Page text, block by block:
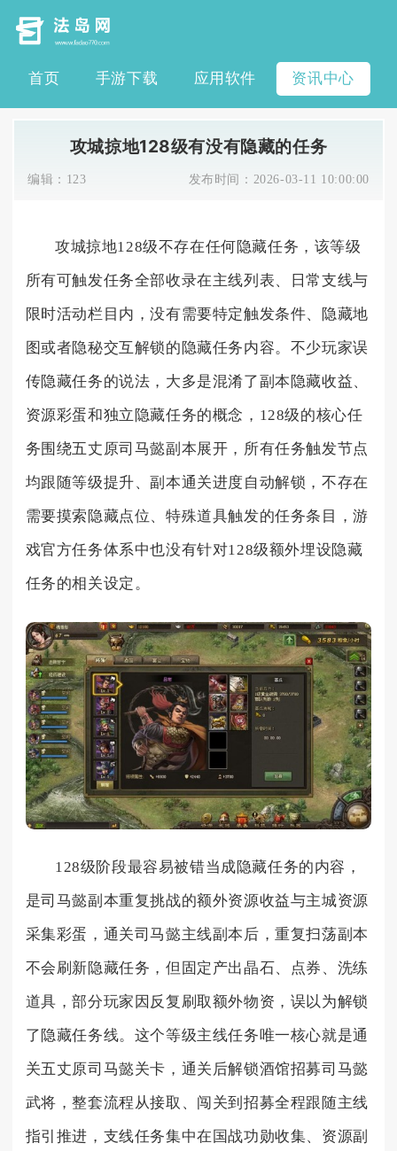
首页 手游下载 应用软件 资讯中心
攻城掠地128级有没有隐藏的任务
编辑： 123 发布时间： 2026-03-11 10:00:00
攻城掠地128级不存在任何隐藏任务，该等级
所有可触发任务全部收录在主线列表、日常支线与
限时活动栏目内，没有需要特定触发条件、隐藏地
图或者隐秘交互解锁的隐藏任务内容。不少玩家误
传隐藏任务的说法，大多是混淆了副本隐藏收益、
资源彩蛋和独立隐藏任务的概念，128级的核心任
务围绕五丈原司马懿副本展开，所有任务触发节点
均跟随等级提升、副本通关进度自动解锁，不存在
需要摸索隐藏点位、特殊道具触发的任务条目，游
戏官方任务体系中也没有针对128级额外埋设隐藏
任务的相关设定。
128级阶段最容易被错当成隐藏任务的内容，
是司马懿副本重复挑战的额外资源收益与主城资源
采集彩蛋，通关司马懿主线副本后，重复扫荡副本
不会刷新隐藏任务，但固定产出晶石、点券、洗练
道具，部分玩家因反复刷取额外物资，误以为解锁
了隐藏任务线。这个等级主线任务唯一核心就是通
关五丈原司马懿关卡，通关后解锁酒馆招募司马懿
武将，整套流程从接取、闯关到招募全程跟随主线
指引推进，支线任务集中在国战功勋收集、资源副